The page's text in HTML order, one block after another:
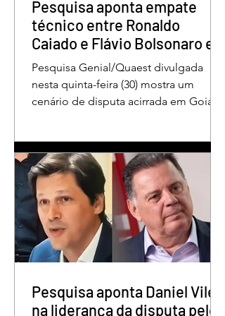
Pesquisa aponta empate
técnico entre Ronaldo
Caiado e Flávio Bolsonaro em
Goiás
Pesquisa Genial/Quaest divulgada
nesta quinta-feira (30) mostra um
cenário de disputa acirrada em Goiás
aparece com 33% das intenções de
voto no primeiro turno, seguido pelo
senador Flávio Bolsonaro (PL), com
27%. Considerando a margem de erro
de três pontos percentuais, os dois
estão em empate técnico. Na terceira
colocação está o presidente Luiz
intenções de voto. Os
Pesquisa aponta Daniel Vilela
na liderança da disputa pelo